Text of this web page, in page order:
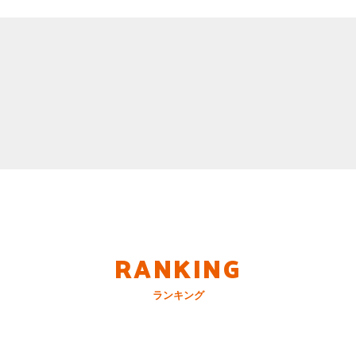
RANKING
ランキング